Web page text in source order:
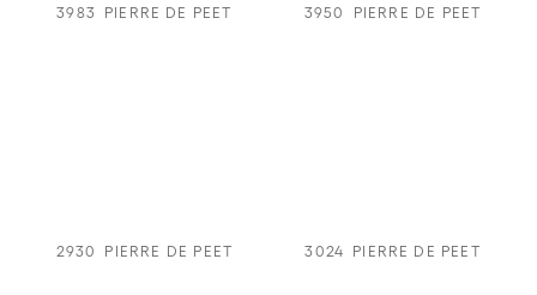
3983 PIERRE DE PEET 3950 PIERRE DE PEET
2930 PIERRE DE PEET 3024 PIERRE DE PEET